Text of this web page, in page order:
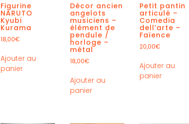
Figurine
NARUTO
Kyubi
Kurama
18,00€
Ajouter au
panier
Décor ancien
angelots
musiciens –
élément de
pendule /
horloge –
métal
18,00€
Ajouter au
panier
Petit pantin
articulé –
Comedia
dell’arte –
Faïence
20,00€
Ajouter au
panier